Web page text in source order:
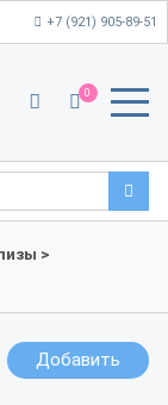
+7 (921) 905-89-51
0
>
Добавить